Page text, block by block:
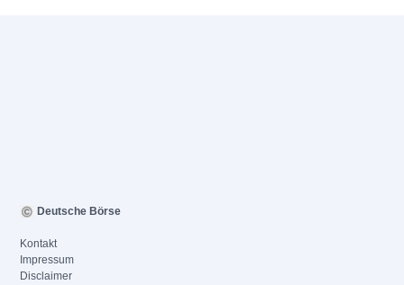
Deutsche Börse
Kontakt
Impressum
Disclaimer